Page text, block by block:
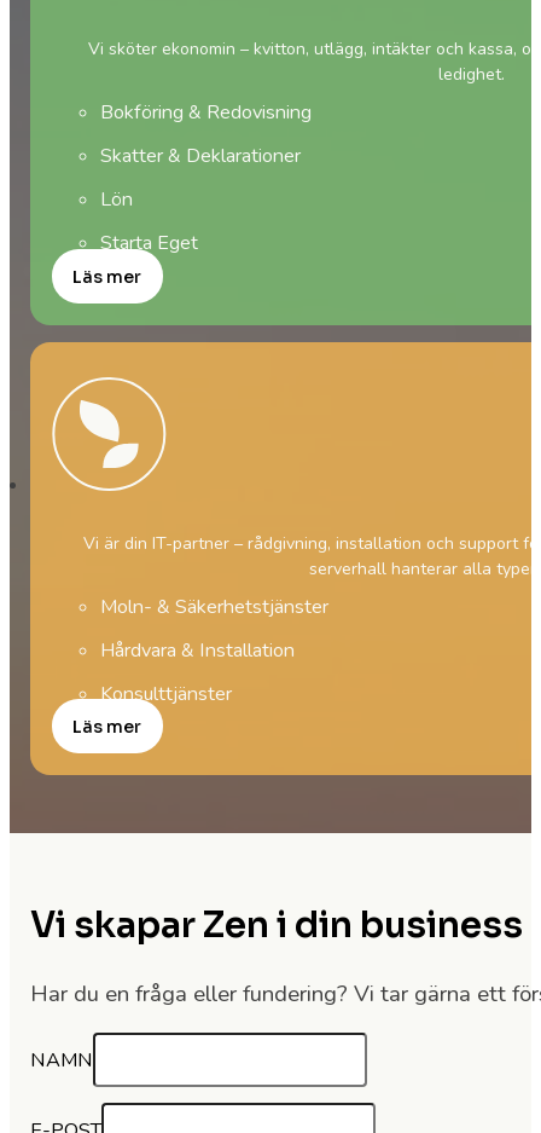
Vi sköter ekonomin – kvitton, utlägg, intäkter och kassa,
ledighet.
Bokföring & Redovisning
Skatter & Deklarationer
Lön
Starta Eget
Läs mer
Vi är din IT-partner – rådgivning, installation och support
serverhall hanterar alla typer
Moln- & Säkerhetstjänster
Hårdvara & Installation
Konsulttjänster
Läs mer
Vi skapar Zen i din business
Har du en fråga eller fundering? Vi tar gärna ett
NAMN